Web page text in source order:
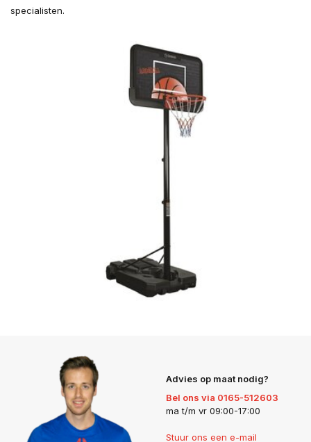
specialisten.
Advies op maat nodig?
Bel ons via 0165-512603
ma t/m vr 09:00-17:00
Stuur ons een e-mail